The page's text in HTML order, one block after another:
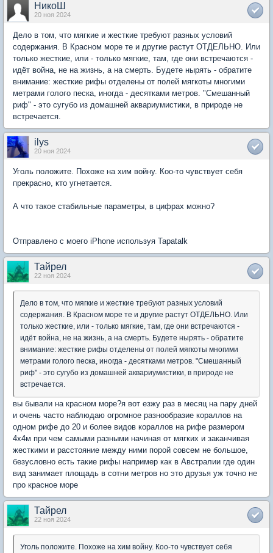
НикоШ
20 ноя 2024
Дело в том, что мягкие и жесткие требуют разных условий
содержания. В Красном море те и другие растут ОТДЕЛЬНО. Или
только жесткие, или - только мягкие, там, где они встречаются -
идёт война, не на жизнь, а на смерть. Будете нырять - обратите
внимание: жесткие рифы отделены от полей мягкоты многими
метрами голого песка, иногда - десятками метров. "Смешанный
риф" - это сугубо из домашней аквариумистики, в природе не
встречается.
ilys
20 ноя 2024
Уголь положите. Похоже на хим войну. Коо-то чувствует себя
прекрасно, кто угнетается.
А что такое стабильные параметры, в цифрах можно?
Отправлено с моего iPhone используя Tapatalk
Тайрел
22 ноя 2024
Дело в том, что мягкие и жесткие требуют разных условий
содержания. В Красном море те и другие растут ОТДЕЛЬНО. Или
только жесткие, или - только мягкие, там, где они встречаются -
идёт война, не на жизнь, а на смерть. Будете нырять - обратите
внимание: жесткие рифы отделены от полей мягкоты многими
метрами голого песка, иногда - десятками метров. "Смешанный
риф" - это сугубо из домашней аквариумистики, в природе не
встречается.
вы бывали на красном море?я вот езжу раз в месяц на пару дней
и очень часто наблюдаю огромное разнообразие кораллов на
одном рифе до 20 и более видов кораллов на рифе размером
4х4м при чем самыми разными начиная от мягких и заканчивая
жесткими и расстояние между ними порой совсем не большое,
безусловно есть такие рифы например как в Австралии где один
вид занимает площадь в сотни метров но это друзья уж точно не
про красное море
Тайрел
22 ноя 2024
Уголь положите. Похоже на хим войну. Коо-то чувствует себя